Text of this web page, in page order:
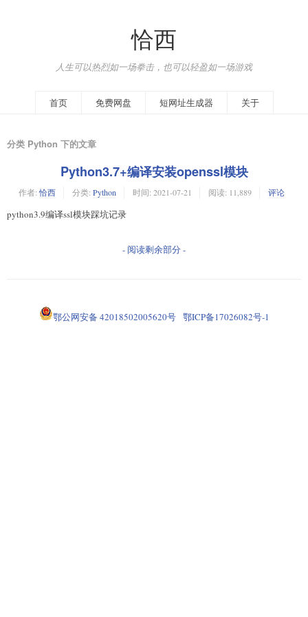
恰西
人生可以热烈如一场拳击，也可以轻盈如一场游戏
首页 免费网盘 短网址生成器 关于
分类 Python 下的文章
Python3.7+编译安装openssl模块
作者:恰西 分类: Python 时间: 2021-07-21 阅读: 11,889 评论
python3.9编译ssl模块踩坑记录
- 阅读剩余部分 -
鄂公网安备 42018502005620号 鄂ICP备17026082号-1